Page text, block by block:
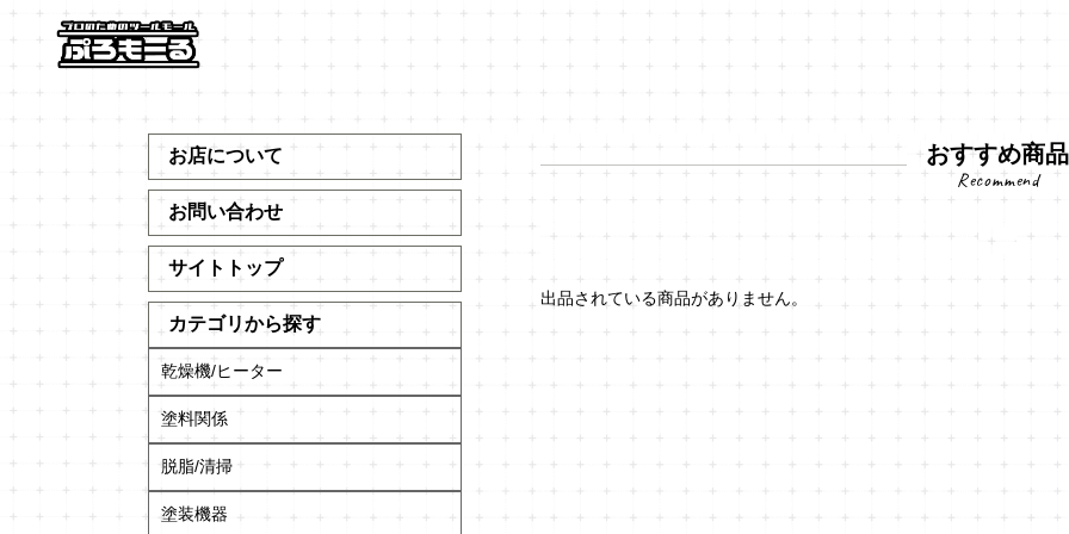
お店について
お問い合わせ
サイトトップ
カテゴリから探す
乾燥機/ヒーター
塗料関係
脱脂/清掃
塗装機器
おすすめ商品
出品されている商品がありません。